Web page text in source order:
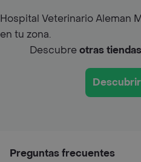
Hospital Veterinario Aleman
en tu zona.
Descubreotras
Preguntas frecuentes